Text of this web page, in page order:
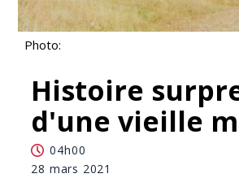
Photo:
Histoire
d'une vieille
04h00
28 mars 2021